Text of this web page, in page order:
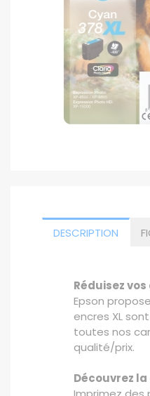
DESCRIPTION
Réduisez
Epson
encres XL
toutes nos
qualité/prix.
Découvrez